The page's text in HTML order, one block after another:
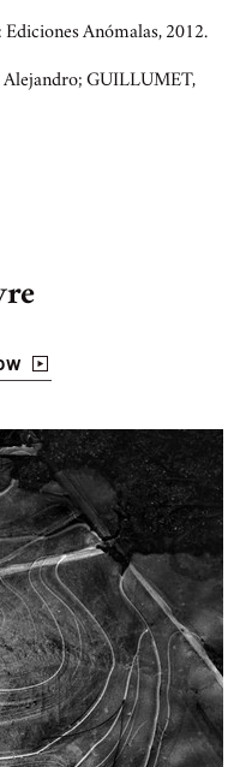
Ediciones Anómalas, 2012.
GUILLUMET,